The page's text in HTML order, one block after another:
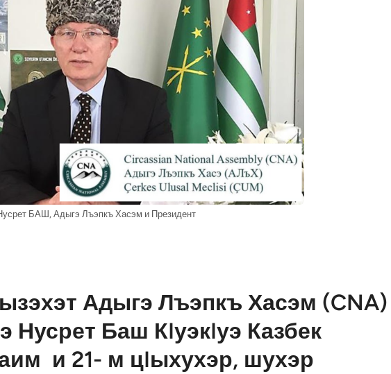
БАШ, Адыгэ Лъэпкъ Хасэм и Президент
Адыгэ Лъэпкъ Хасэм (CNA)
Нусрет Баш КIуэкIуэ Казбек
и 21- м цIыхухэр, шухэр